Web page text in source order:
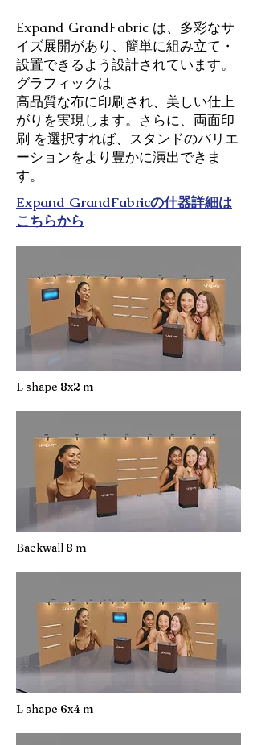
Expand GrandFabric は、多彩なサ
イズ展開があり、簡単に組み立て・
設置できるよう設計されています。
グラフィックは
高品質な布に印刷され、美しい仕上
がりを実現します。さらに、両面印
刷 を選択すれば、スタンドのバリエ
ーションをより豊かに演出できま
す。
Expand GrandFabricの什器詳細は
こちらから
L shape 8x2 m
Backwall 8 m
L shape 6x4 m